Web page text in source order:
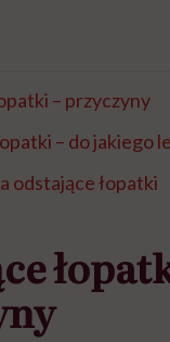
– przyczyny
– do jakiego
odstające łopatki